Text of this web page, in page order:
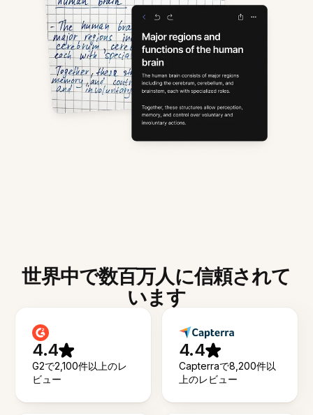
世界中で数百万人に信頼されて
います
4.4
G2で2,100件以上のレ
ビュー
4.4
Capterraで8,200件以
上のレビュー